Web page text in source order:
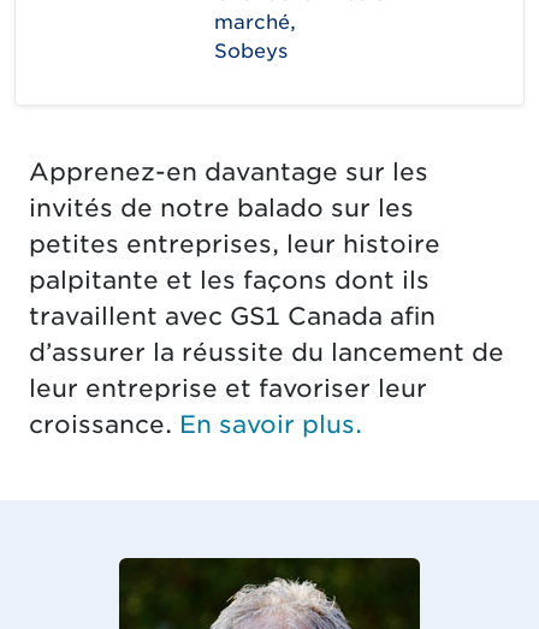
marché,
Sobeys
Apprenez-en davantage sur les
invités de notre balado sur les
petites entreprises, leur histoire
palpitante et les façons dont ils
travaillent avec GS1 Canada afin
d’assurer la réussite du lancement de
leur entreprise et favoriser leur
croissance. En savoir plus.